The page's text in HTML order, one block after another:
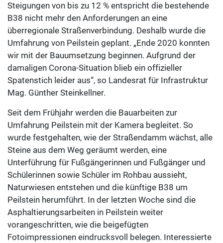
Steigungen von bis zu 12 % entspricht die bestehende
B38 nicht mehr den Anforderungen an eine
überregionale Straßenverbindung. Deshalb wurde die
Umfahrung von Peilstein geplant. „Ende 2020 konnten
wir mit der Bauumsetzung beginnen. Aufgrund der
damaligen Corona-Situation blieb ein offizieller
Spatenstich leider aus“, so Landesrat für Infrastruktur
Mag. Günther Steinkellner.
Seit dem Frühjahr werden die Bauarbeiten zur
Umfahrung Peilstein mit der Kamera begleitet. So
wurde festgehalten, wie der Straßendamm wächst, alle
Steine aus dem Weg geräumt werden, eine
Unterführung für Fußgängerinnen und Fußgänger und
Schülerinnen sowie Schüler im Rohbau aussieht,
Naturwiesen entstehen und die künftige B38 um
Peilstein herumführt. In der letzten Woche sind die
Asphaltierungsarbeiten in Peilstein weiter
vorangeschritten, wie die beigefügten
Fotoimpressionen eindrucksvoll belegen. Interessierte